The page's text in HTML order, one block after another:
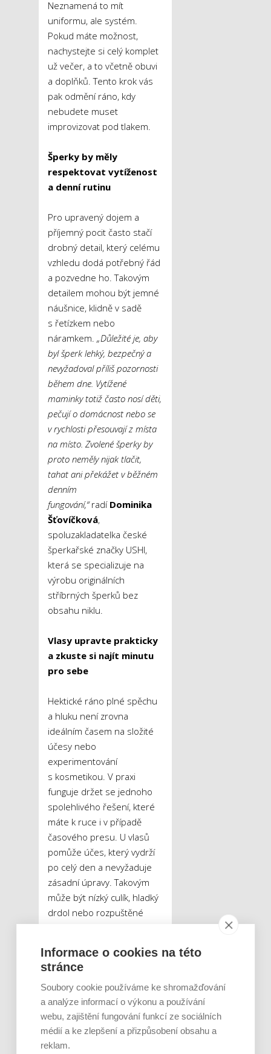
Neznamená to mít
uniformu, ale systém.
Pokud máte možnost,
nachystejte si celý komplet
už večer, a to včetně obuvi
a doplňků. Tento krok vás
pak odmění ráno, kdy
nebudete muset
improvizovat pod tlakem.
Šperky by měly
respektovat vytíženost
a denní rutinu
Pro upravený dojem a
příjemný pocit často stačí
drobný detail, který celému
vzhledu dodá potřebný řád
a pozvedne ho. Takovým
detailem mohou být jemné
náušnice, klidně v sadě
s řetízkem nebo
náramkem. „Důležité je, aby
byl šperk lehký, bezpečný a
nevyžadoval příliš pozornosti
během dne. Vytížené
maminky totiž často nosí děti,
pečují o domácnost nebo se
v rychlosti přesouvají z místa
na místo. Zvolené šperky by
proto neměly nijak tlačit,
tahat ani překážet v běžném
denním
fungování,“radí Dominika
Šťovíčková,
spoluzakladatelka české
šperkařské značky USHI,
která se specializuje na
výrobu originálních
stříbrných šperků bez
obsahu niklu.
Vlasy upravte prakticky
a zkuste si najít minutu
pro sebe
Hektické ráno plné spěchu
a hluku není zrovna
ideálním časem na složité
účesy nebo
experimentování
s kosmetikou. V praxi
funguje držet se jednoho
spolehlivého řešení, které
máte k ruce i v případě
časového presu. U vlasů
pomůže účes, který vydrží
po celý den a nevyžaduje
zásadní úpravy. Takovým
může být nízký culík, hladký
drdol nebo rozpuštěné
dávka hydratace, lehké
sjednocení tónu
a zvýraznění očí nebo rtů.
Nezapomínejte, že krása
nespočívá v dokonalosti,
ale v tom, že se cítíte dobře
a ve vlastní kůži.Také je
Informace o cookies na této
stránce
Soubory cookie používáme ke shromažďování
a analýze informací o výkonu a používání
webu, zajištění fungování funkcí ze sociálních
médií a ke zlepšení a přizpůsobení obsahu a
reklam.